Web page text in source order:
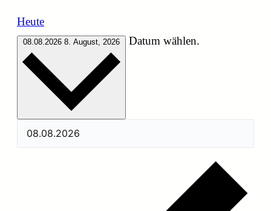
Heute
08.08.2026 8. August, 2026 Datum wählen.